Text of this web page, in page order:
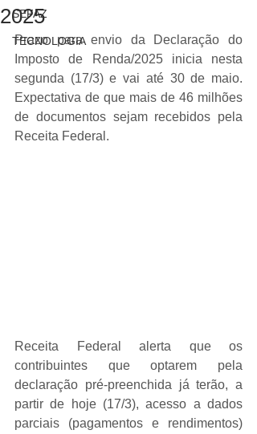
SEFAZ
TECNOLOGIA
2025
Prazo para envio da Declaração do
Imposto de Renda/2025 inicia nesta
segunda (17/3) e vai até 30 de maio.
Expectativa de que mais de 46 milhões
de documentos sejam recebidos pela
Receita Federal.
Receita Federal alerta que os
contribuintes que optarem pela
declaração pré-preenchida já terão, a
partir de hoje (17/3), acesso a dados
parciais (pagamentos e rendimentos)